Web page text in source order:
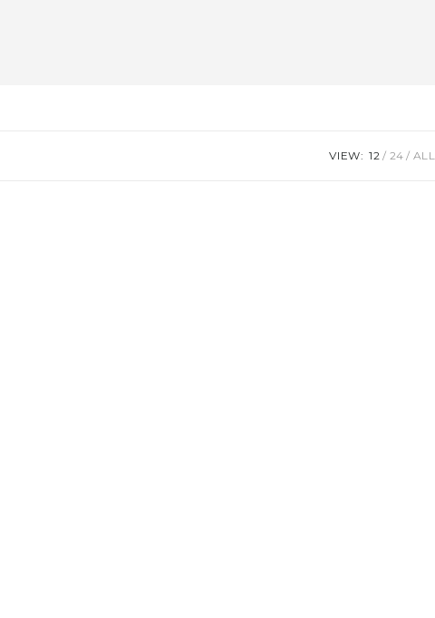
VIEW: 12 24 ALL